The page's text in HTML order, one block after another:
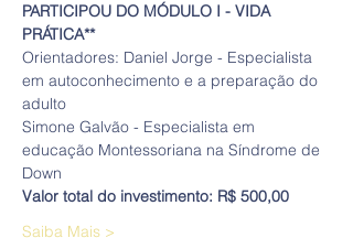
PARTICIPOU DO MÓDULO I - VIDA
PRÁTICA**
Orientadores: Daniel Jorge - Especialista
em autoconhecimento e a preparação do
adulto
Simone Galvão - Especialista em
educação Montessoriana na Síndrome de
Down
Valor total do investimento: R$ 500,00
Saiba Mais >